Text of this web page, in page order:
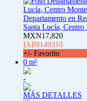
Departamento en
Santa Lucía, Centro
MXN17,820
IAP8149310
+/- Favorito
0 m²
-
MÁS DETALLES